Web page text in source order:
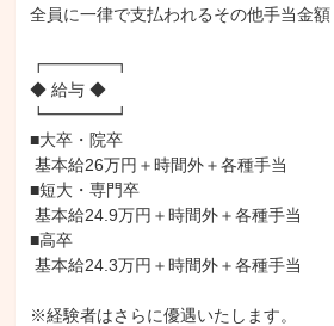
全員に一律で支払われるその他手当金額
┏━━━━┓
◆ 給与 ◆
┗━━━━┛
■大卒・院卒
■短大・専門卒
■高卒
※経験者はさらに優遇いたします。